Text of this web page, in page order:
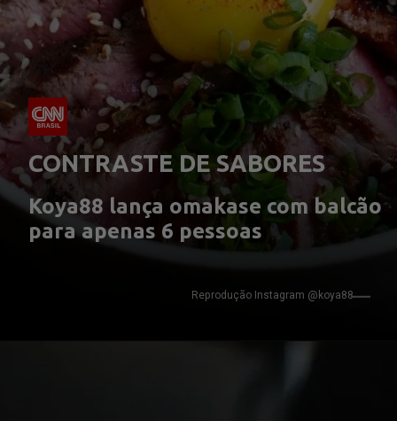
CONTRASTE DE SABORES
Reprodução Instagram @koya88
Koya88 lança omakase com balcão
para apenas 6 pessoas